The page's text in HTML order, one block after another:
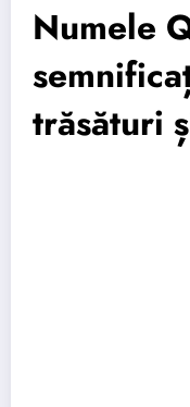
Numele
trăsături